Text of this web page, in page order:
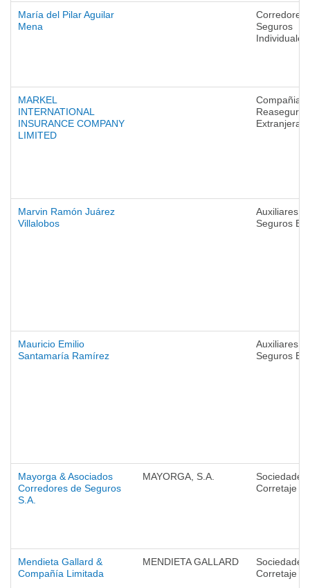
María del Pilar Aguilar
Mena
Corredores
Seguros
Individuales
MARKEL
INTERNATIONAL
INSURANCE COMPANY
LIMITED
Compañias
Reaseguro
Extranjeras
Marvin Ramón Juárez
Villalobos
Auxiliares
Seguros
Mauricio Emilio
Santamaría Ramírez
Auxiliares
Seguros
Mayorga & Asociados
Corredores de Seguros
S.A.
MAYORGA, S.A.
Sociedades
Corretaje
Mendieta Gallard &
Compañía Limitada
MENDIETA GALLARD
Sociedades
Corretaje